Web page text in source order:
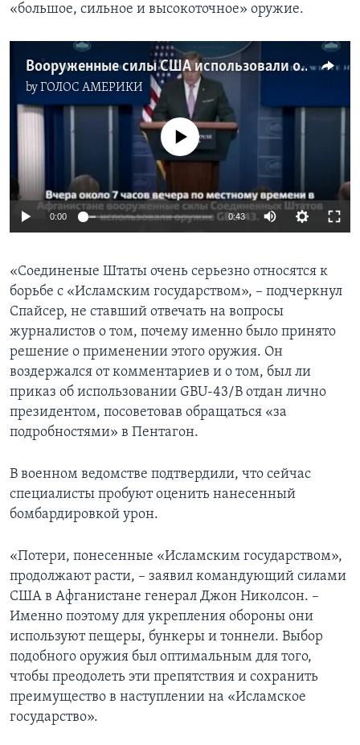
«большое, сильное и высокоточное» оружие.
Вооруженные силы США использовали оружие GBU-43
byГОЛОС АМЕРИКИ
No media source currently available
0:00 0:43
«Соединеные Штаты очень серьезно относятся к
борьбе с «Исламским государством», – подчеркнул
Спайсер, не ставший отвечать на вопросы
журналистов о том, почему именно было принято
решение о применении этого оружия. Он
воздержался от комментариев и о том, был ли
приказ об использовании GBU-43/B отдан лично
президентом, посоветовав обращаться «за
подробностями» в Пентагон.
В военном ведомстве подтвердили, что сейчас
специалисты пробуют оценить нанесенный
бомбардировкой урон.
«Потери, понесенные «Исламским государством»,
продолжают расти, – заявил командующий силами
США в Афганистане генерал Джон Николсон. –
Именно поэтому для укрепления обороны они
используют пещеры, бункеры и тоннели. Выбор
подобного оружия был оптимальным для того,
чтобы преодолеть эти препятствия и сохранить
преимущество в наступлении на «Исламское
государство».